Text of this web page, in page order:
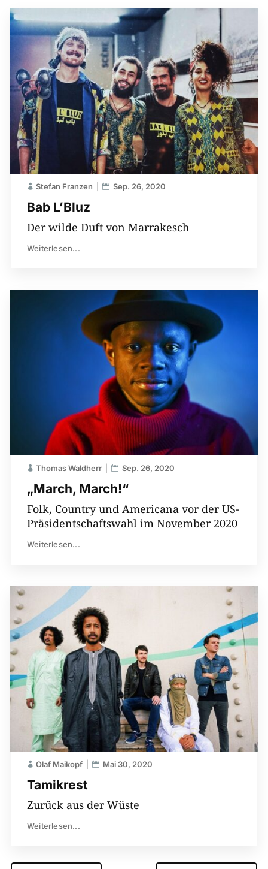
Bab L’Bluz
Stefan Franzen Sep. 26, 2020
Der wilde Duft von Marrakesch
Weiterlesen...
„March, March!“
Thomas Waldherr Sep. 26, 2020
Folk, Country und Americana vor der US-
Präsidentschaftswahl im November 2020
Weiterlesen...
Tamikrest
Olaf Maikopf Mai 30, 2020
Zurück aus der Wüste
Weiterlesen...